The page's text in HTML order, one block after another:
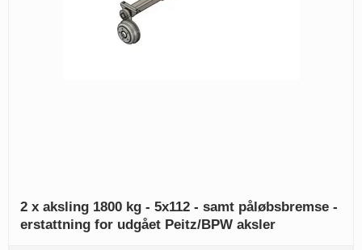
2 x aksling 1800 kg - 5x112 - samt påløbsbremse -
erstattning for udgået Peitz/BPW aksler